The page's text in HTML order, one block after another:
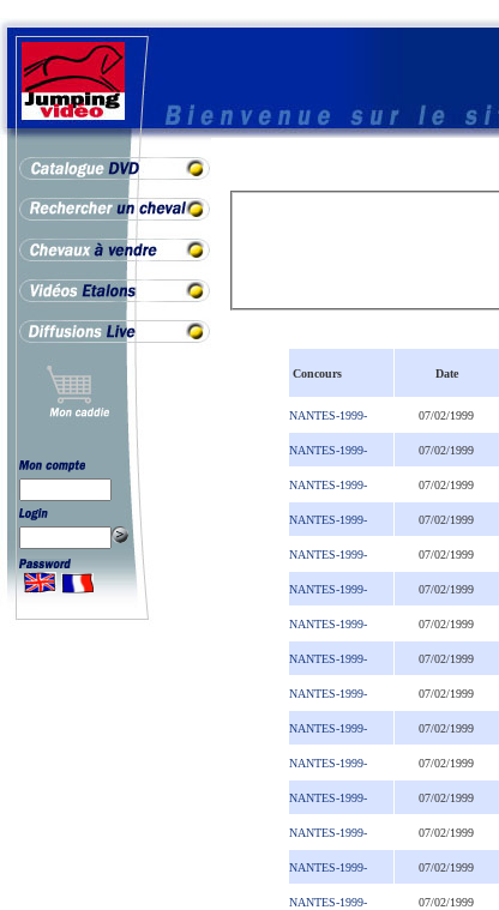
Concours Date
NANTES-1999- 07/02/1999
NANTES-1999- 07/02/1999
NANTES-1999- 07/02/1999
NANTES-1999- 07/02/1999
NANTES-1999- 07/02/1999
NANTES-1999- 07/02/1999
NANTES-1999- 07/02/1999
NANTES-1999- 07/02/1999
NANTES-1999- 07/02/1999
NANTES-1999- 07/02/1999
NANTES-1999- 07/02/1999
NANTES-1999- 07/02/1999
NANTES-1999- 07/02/1999
NANTES-1999- 07/02/1999
NANTES-1999- 07/02/1999